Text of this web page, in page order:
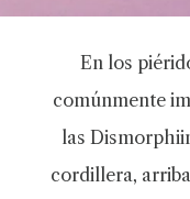
En los
comúnmente
las
cordillera,